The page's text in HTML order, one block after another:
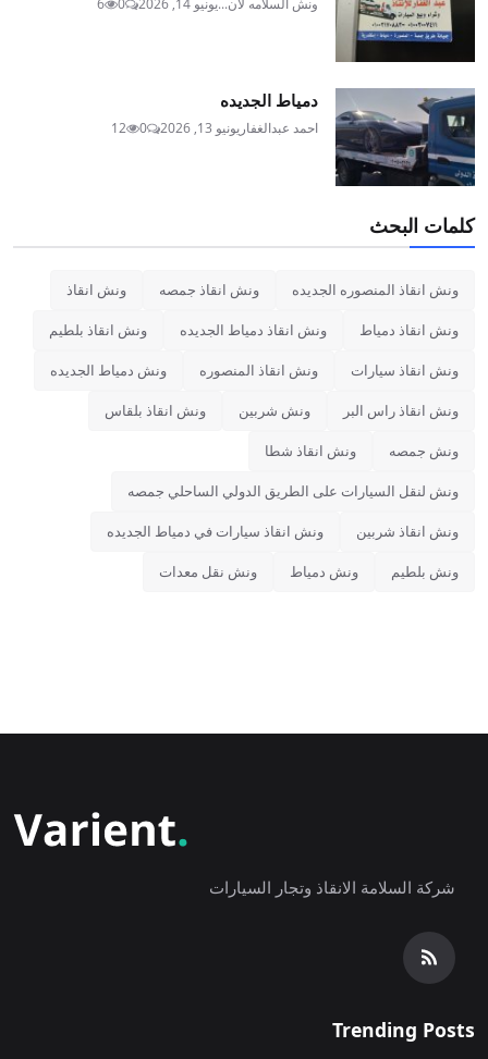
ونش السلامه لان...يونيو 14, 2026 0
6
دمياط الجديده
احمد عبدالغفاريونيو 13, 2026 0
12
كلمات البحث
ونش انقاذ المنصوره الجديده ونش انقاذ جمصه ونش انقاذ
ونش انقاذ دمياط ونش انقاذ دمياط الجديده ونش انقاذ بلطيم
ونش انقاذ سيارات ونش انقاذ المنصوره ونش دمياط الجديده
ونش انقاذ راس البر ونش شربين ونش انقاذ بلقاس
ونش جمصه ونش انقاذ شطا
ونش لنقل السيارات على الطريق الدولي الساحلي جمصه
ونش انقاذ شربين ونش انقاذ سيارات في دمياط الجديده
ونش بلطيم ونش دمياط ونش نقل معدات
شركة السلامة الانقاذ وتجار السيارات
Trending Posts